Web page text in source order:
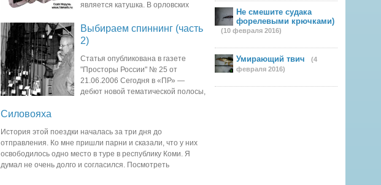
Не смешите судака
форелевыми крючками)
(10 февраля 2016)
Умирающий твич
(4
февраля 2016)
является катушка. В орловских
Выбираем спиннинг (часть
2)
Статья опубликована в газете
"Просторы России" № 25 от
21.06.2006 Сегодня в «ПР» —
дебют новой тематической полосы,
заставляет учащенно биться сердце
Силовояха
История этой поездки началась за три дня до
отправления. Ко мне пришли парни и сказали, что у них
освободилось одно место в туре в республику Коми. Я
думал не очень долго и согласился. Посмотреть